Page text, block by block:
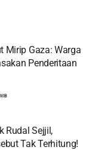
Mirip Gaza: Warga
Penderitaan
Rudal Sejjil,
Tak Terhitung!